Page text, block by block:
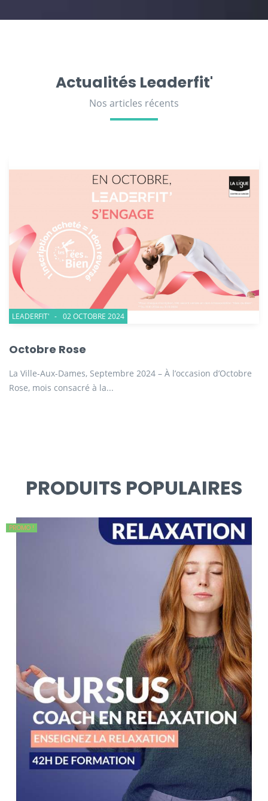
Actualités Leaderfit'
Nos articles récents
LEADERFIT' 02 OCTOBRE 2024
Octobre Rose
La Ville-Aux-Dames, Septembre 2024 – À l’occasion d’Octobre
Rose, mois consacré à la...
PRODUITS POPULAIRES
PROMO !